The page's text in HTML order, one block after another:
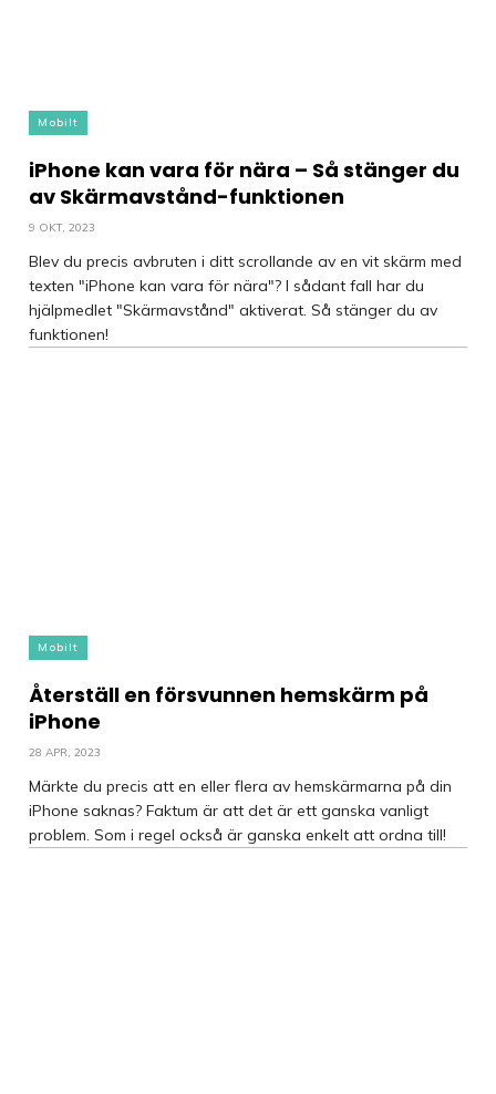
Mobilt
iPhone kan vara för nära – Så stänger du
av Skärmavstånd-funktionen
9 OKT, 2023
Blev du precis avbruten i ditt scrollande av en vit skärm med
texten "iPhone kan vara för nära"? I sådant fall har du
hjälpmedlet "Skärmavstånd" aktiverat. Så stänger du av
funktionen!
Mobilt
Återställ en försvunnen hemskärm på
iPhone
28 APR, 2023
Märkte du precis att en eller flera av hemskärmarna på din
iPhone saknas? Faktum är att det är ett ganska vanligt
problem. Som i regel också är ganska enkelt att ordna till!